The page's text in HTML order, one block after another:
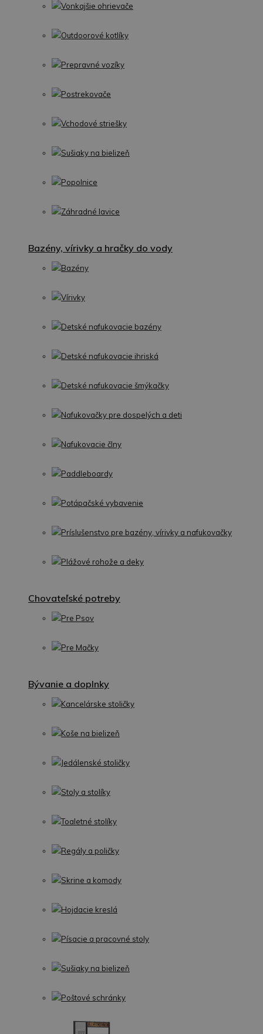
Vonkajšie ohrievače
Outdoorové kotlíky
Prepravné vozíky
Postrekovače
Vchodové striešky
Sušiaky na bielizeň
Popolnice
Záhradné lavice
Bazény, vírivky a hračky do vody
Bazény
Vírivky
Detské nafukovacie bazény
Detské nafukovacie ihriská
Detské nafukovacie šmýkačky
Nafukovačky pre dospelých a deti
Nafukovacie člny
Paddleboardy
Potápačské vybavenie
Príslušenstvo pre bazény, vírivky a nafukovačky
Plážové rohože a deky
Chovateľské potreby
Pre Psov
Pre Mačky
Bývanie a doplnky
Kancelárske stoličky
Koše na bielizeň
Jedálenské stoličky
Stoly a stolíky
Toaletné stolíky
Regály a poličky
Skrine a komody
Hojdacie kreslá
Písacie a pracovné stoly
Sušiaky na bielizeň
Poštové schránky